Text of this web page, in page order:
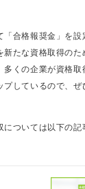
「合格報奨金」を設
新たな資格取得のた
くの企業が資格取
しているので、ぜ
については以下の記